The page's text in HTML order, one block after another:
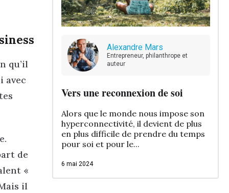
qu’il
avec
de
«
il
Alexandre Mars
Entrepreneur, philanthrope et
auteur
Vers une reconnexion de soi
Alors que le monde nous impose son
hyperconnectivité, il devient de plus
en plus difficile de prendre du temps
pour soi et pour le...
6 mai 2024